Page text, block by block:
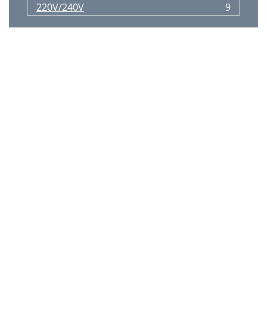
220V/240V
9
MICROPROCESSOR CONTROL
10